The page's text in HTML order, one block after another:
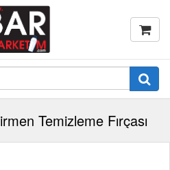
Temizleme Fırçası